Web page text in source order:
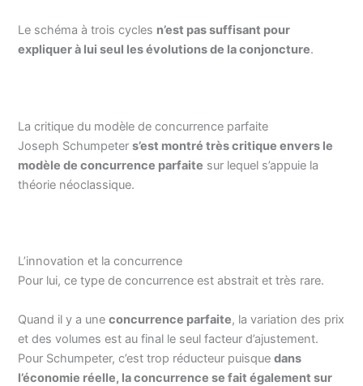
Le schéma à trois cycles n’est pas suffisant pour
expliquer à lui seul les évolutions de la conjoncture.
La critique du modèle de concurrence parfaite
Joseph Schumpeters’est montré très critique envers le
modèle de concurrence parfaite sur lequel s’appuie la
théorie néoclassique.
L’innovation et la concurrence
Pour lui, ce type de concurrence est abstrait et très rare.
Quand il y a uneconcurrence parfaite, la variation des prix
et des volumes est au final le seul facteur d’ajustement.
Pour Schumpeter, c’est trop réducteur puisquedans
l’économie réelle, la concurrence se fait également sur